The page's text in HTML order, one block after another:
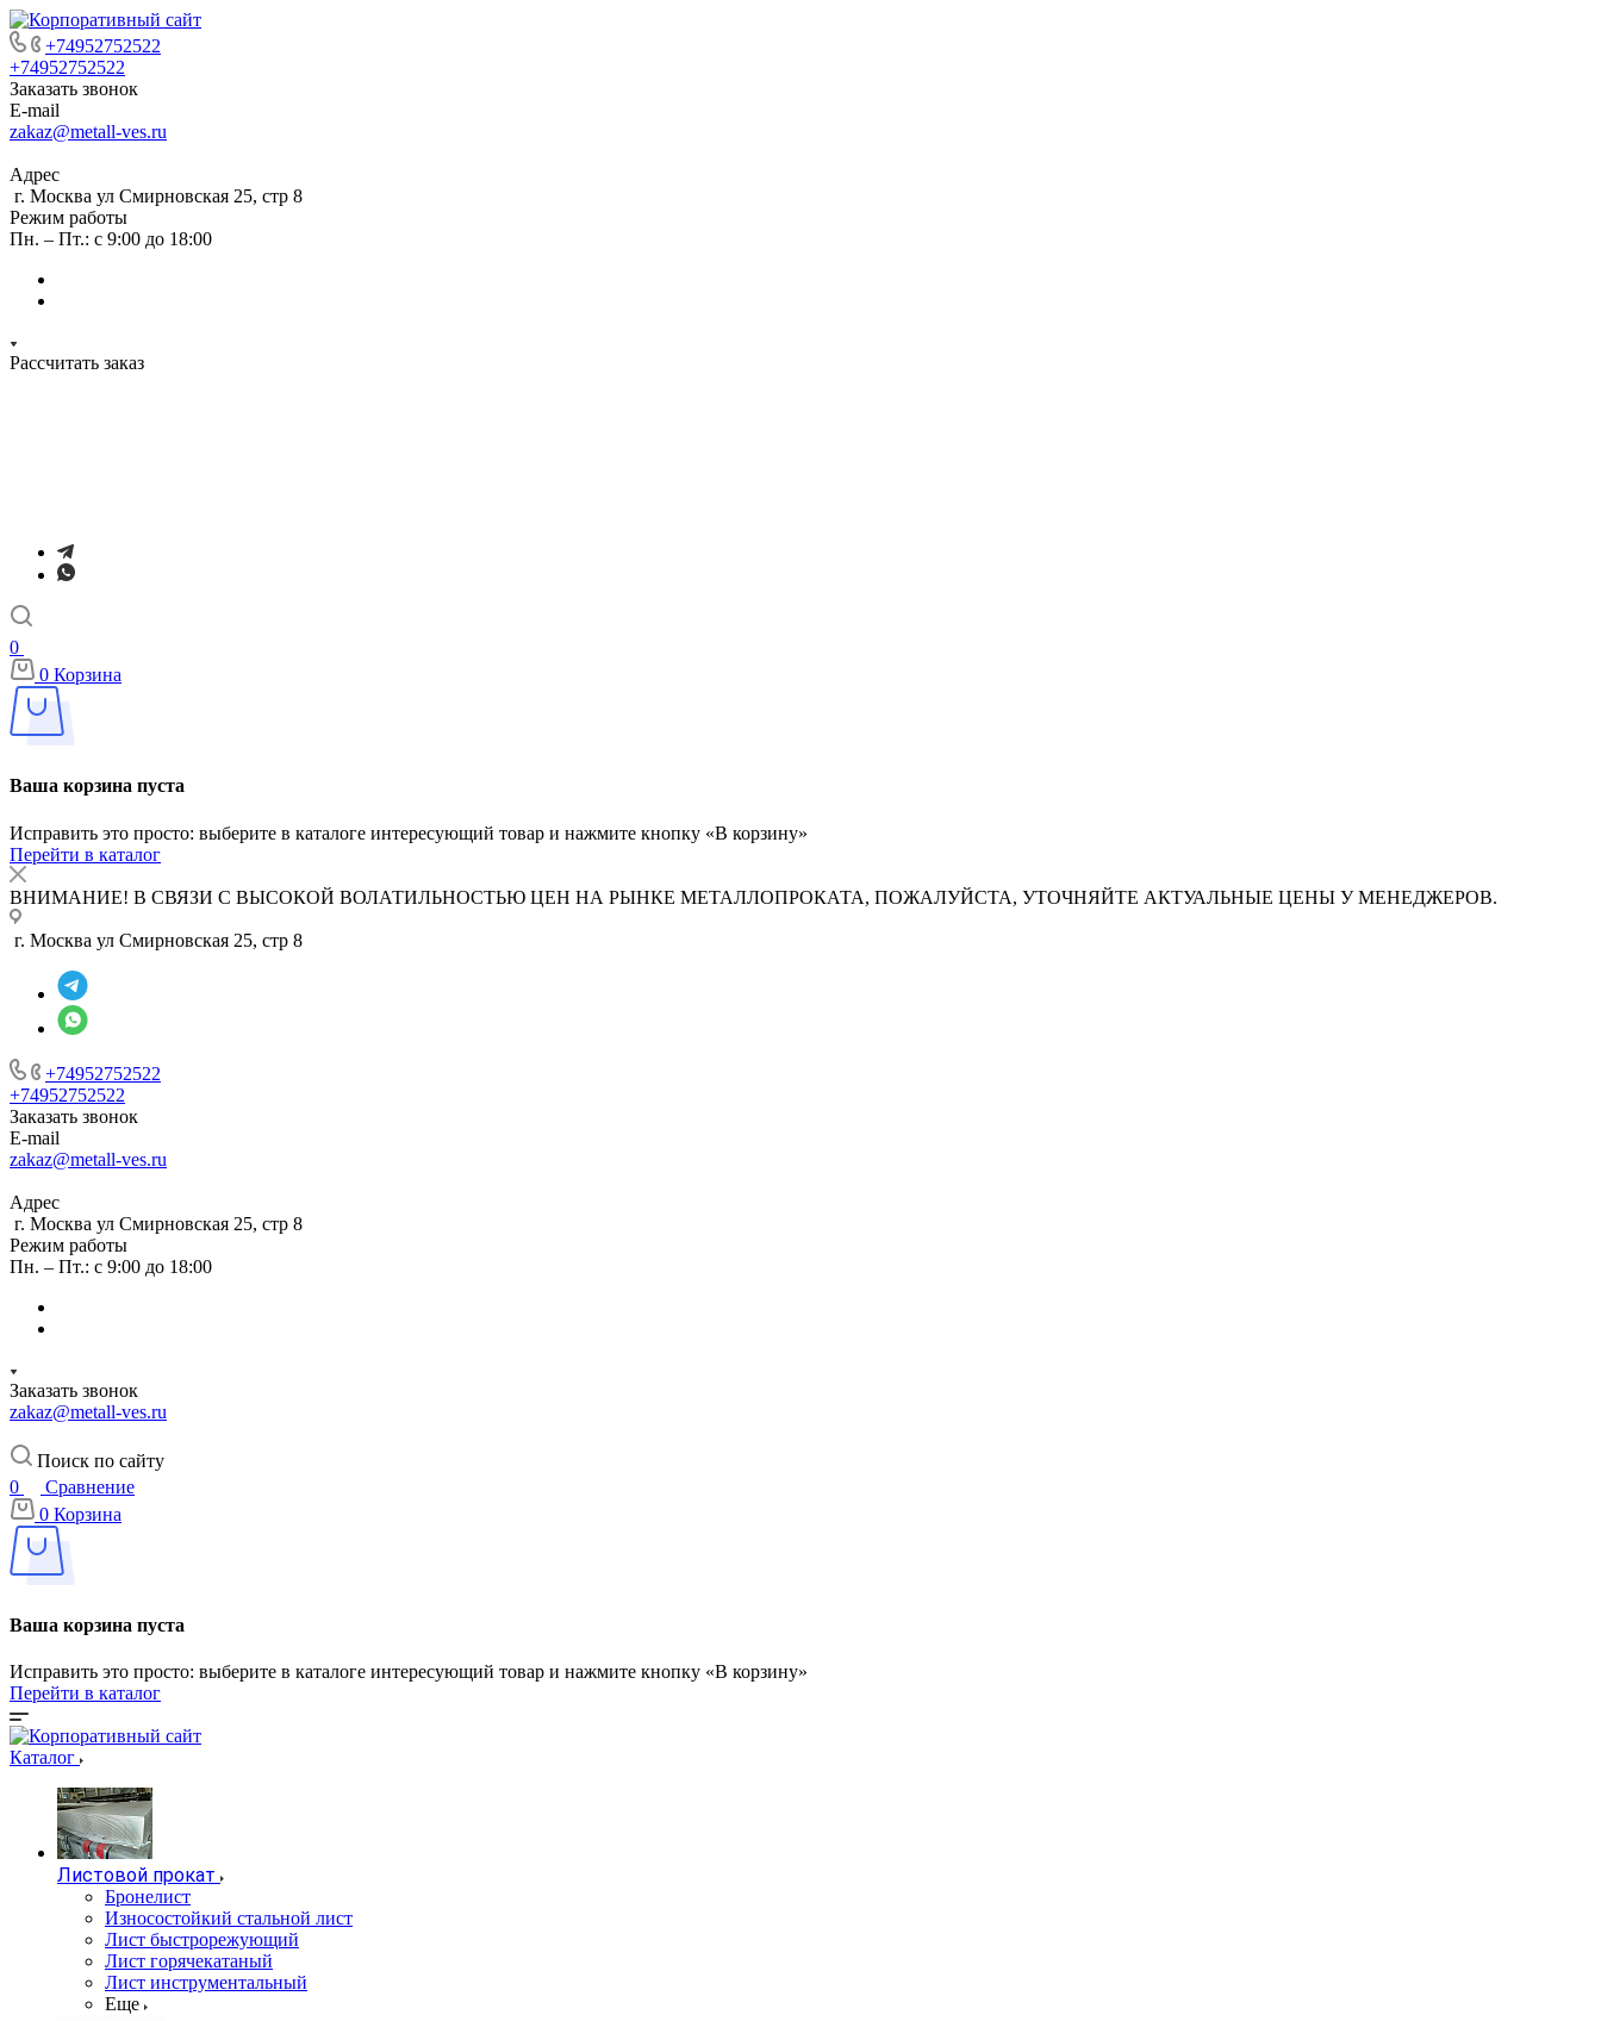
+74952752522
+74952752522
Заказать звонок
E-mail
zakaz@metall-ves.ru
Адрес
г. Москва ул Смирновская 25, стр 8
Режим работы
Пн. – Пт.: с 9:00 до 18:00
Рассчитать заказ
0
0 Корзина
Ваша корзина пуста
Исправить это просто: выберите в каталоге интересующий товар и нажмите кнопку «В корзину»
Перейти в каталог
ВНИМАНИЕ! В СВЯЗИ С ВЫСОКОЙ ВОЛАТИЛЬНОСТЬЮ ЦЕН НА РЫНКЕ МЕТАЛЛОПРОКАТА, ПОЖАЛУЙСТА, УТОЧНЯЙТЕ АКТУАЛЬНЫЕ ЦЕНЫ У МЕНЕДЖЕРОВ.
г. Москва ул Смирновская 25, стр 8
+74952752522
+74952752522
Заказать звонок
E-mail
zakaz@metall-ves.ru
Адрес
г. Москва ул Смирновская 25, стр 8
Режим работы
Пн. – Пт.: с 9:00 до 18:00
Заказать звонок
zakaz@metall-ves.ru
Поиск по сайту
0
Сравнение
0 Корзина
Ваша корзина пуста
Исправить это просто: выберите в каталоге интересующий товар и нажмите кнопку «В корзину»
Перейти в каталог
Каталог
Листовой прокат
Бронелист
Износостойкий стальной лист
Лист быстрорежующий
Лист горячекатаный
Лист инструментальный
Еще